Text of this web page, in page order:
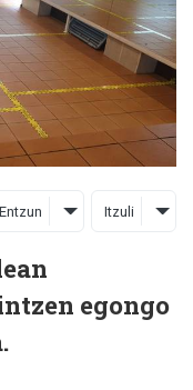
Entzun Itzuli
egongo